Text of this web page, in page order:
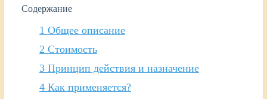
Содержание
1 Общее описание
2 Стоимость
3 Принцип действия и назначение
4 Как применяется?